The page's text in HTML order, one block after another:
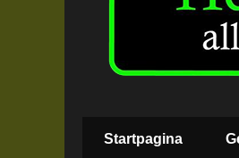
Startpagina